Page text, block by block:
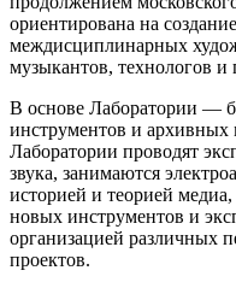
ориентирована на
междисциплинарных
музыкантов, технологов и
В основе Лаборатории —
инструментов и архивных
Лаборатории проводят
звука, занимаются
историей и теорией
новых инструментов и
организацией различных
проектов.